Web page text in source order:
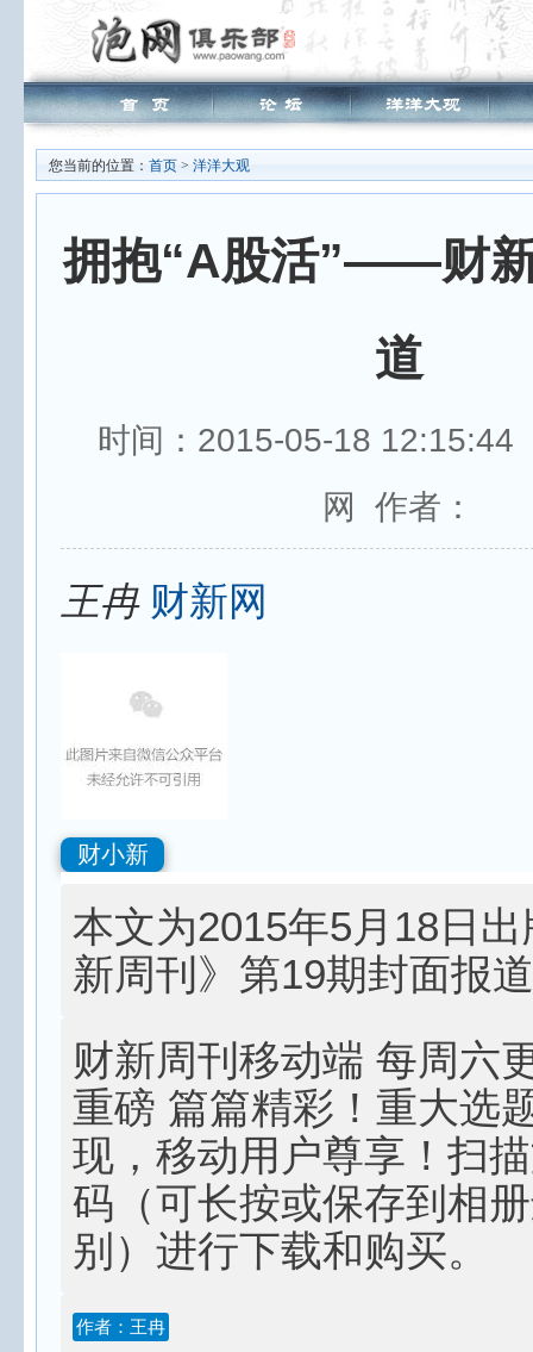
您当前的位置： 首页 > 洋洋大观
拥抱“A股活”——财
道
时间：2015-05-18 12:15:44
网 作者：
王冉 财新网
财小新
本文为2015年5月18日
新周刊》第19期封面报道
财新周刊移动端 每周六
重磅 篇篇精彩！重大选
现，移动用户尊享！扫
码（可长按或保存到相
别）进行下载和购买。
作者：王冉